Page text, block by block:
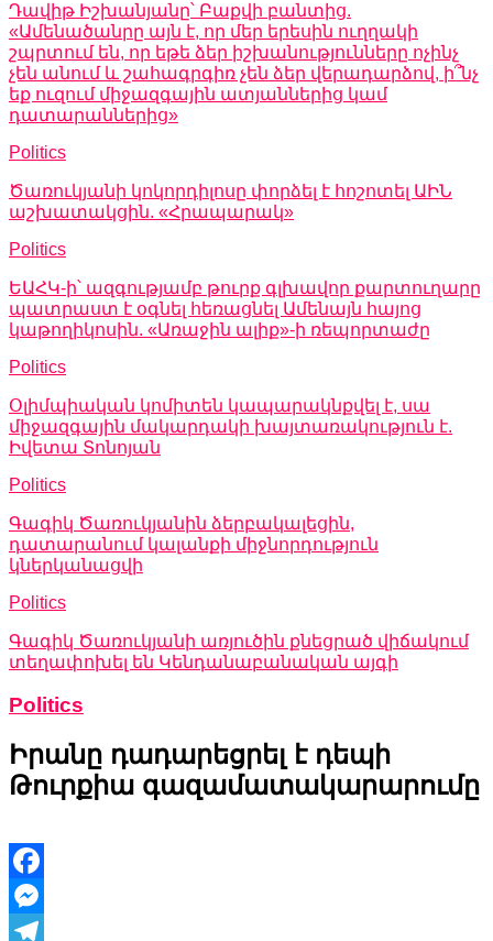
Դավիթ Իշխանյանը՝ Բաքվի բանտից.
«Ամենածանրը այն է, որ մեր երեսին ուղղակի
շպրտում են, որ եթե ձեր իշխանությունները ոչինչ
չեն անում և շահագրգիռ չեն ձեր վերադարձով, ի՞նչ
եք ուզում միջազգային ատյաններից կամ
դատարաններից»
Politics
Ծառուկյանի կոկորդիլոսը փորձել է հոշոտել ԱԻՆ
աշխատակցին. «Հրապարակ»
Politics
ԵԱՀԿ-ի՝ ազգությամբ թուրք գլխավոր քարտուղարը
պատրաստ է օգնել հեռացնել Ամենայն հայոց
կաթողիկոսին. «Առաջին ալիք»-ի ռեպորտաժը
Politics
Օլիմպիական կոմիտեն կապարակնքվել է, սա
միջազգային մակարդակի խայտառակություն է.
Իվետա Տոնոյան
Politics
Գագիկ Ծառուկյանին ձերբակալեցին,
դատարանում կալանքի միջնորդություն
կներկանացվի
Politics
Գագիկ Ծառուկյանի առյուծին քնեցրած վիճակում
տեղափոխել են Կենդանաբանական այգի
Politics
Իրանը դադարեցրել է դեպի
Թուրքիա գազամատակարարումը
Facebook
Messenger